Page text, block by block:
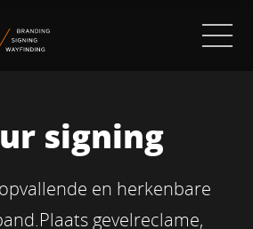
signing
en herkenbare
gevelreclame,